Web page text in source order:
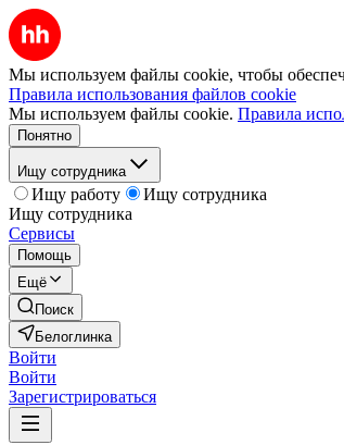
Мы используем файлы cookie, чтобы
Правила использования файлов cookie
Мы используем файлы cookie. Правила
Понятно
Ищу сотрудника
Ищу работу
Ищу сотрудника
Ищу сотрудника
Сервисы
Помощь
Ещё
Поиск
Белоглинка
Войти
Войти
Зарегистрироваться